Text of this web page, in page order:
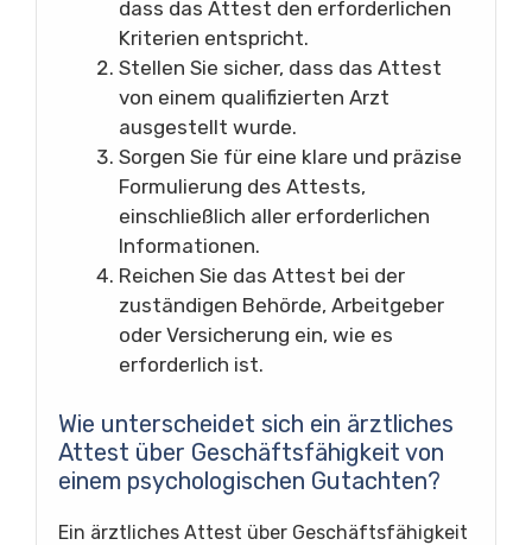
dass das Attest den erforderlichen
Kriterien entspricht.
Stellen Sie sicher, dass das Attest
von einem qualifizierten Arzt
ausgestellt wurde.
Sorgen Sie für eine klare und präzise
Formulierung des Attests,
einschließlich aller erforderlichen
Informationen.
Reichen Sie das Attest bei der
zuständigen Behörde, Arbeitgeber
oder Versicherung ein, wie es
erforderlich ist.
Wie unterscheidet sich ein ärztliches
Attest über Geschäftsfähigkeit von
einem psychologischen Gutachten?
Ein ärztliches Attest über Geschäftsfähigkeit